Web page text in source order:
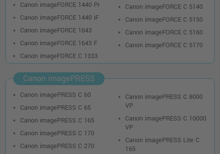
Canon imageFORCE 1440 Pr
Canon imageFORCE 1440 iF
Canon imageFORCE 1643
Canon imageFORCE 1643 F
Canon imageFORCE C 1333
Canon imageFORCE C 5140
Canon imageFORCE C 5150
Canon imageFORCE C 5160
Canon imageFORCE C 5170
Canon imagePRESS
Canon imagePRESS C 60
Canon imagePRESS C 65
Canon imagePRESS C 165
Canon imagePRESS C 170
Canon imagePRESS C 270
Canon imagePRESS C 8000
VP
Canon imagePRESS C 10000
VP
Canon imagePRESS Lite C
165